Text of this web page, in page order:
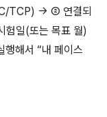
TCP) → ② 연결되
일(또는 목표 월)
해서 “내 페이스